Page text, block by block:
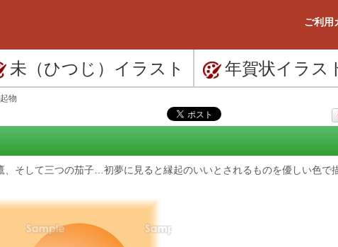
ご利用
未（ひつじ） イラスト 年賀状イラス
物
そして三つの茄子…初夢に見ると縁起のいいとされるものを優しい色で